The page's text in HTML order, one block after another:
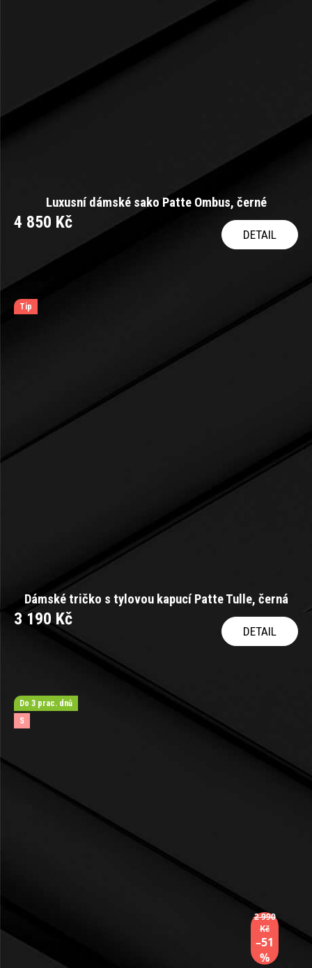
Luxusní dámské sako Patte Ombus, černé
4 850 Kč
DETAIL
Tip
Dámské tričko s tylovou kapucí Patte Tulle, černá
3 190 Kč
DETAIL
Do 3 prac. dnů
S
2 990
Kč
–51
%